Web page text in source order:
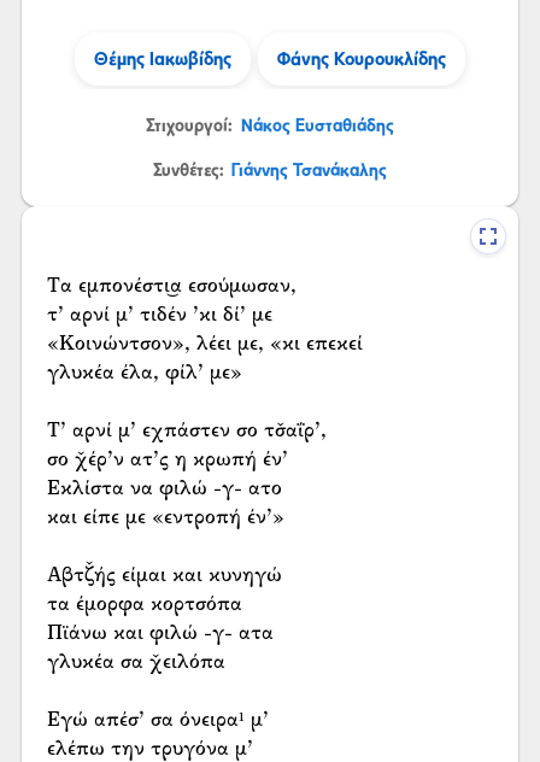
Θέμης Ιακωβίδης Φάνης Κουρουκλίδης
Στιχουργοί: Νάκος Ευσταθιάδης
Συνθέτες: Γιάννης Τσανάκαλης
Τα εμπονέστι͜α εσούμωσαν,
τ’ αρνί μ’ τιδέν ’κι δί’ με
«Κοινώντσον», λέει με, «κι επεκεί
γλυκέα έλα, φίλ’ με»
Τ’ αρνί μ’ εχπάστεν σο τσ̌αΐρ’,
σο χ̌έρ’ν ατ’ς η κρωπή έν’
Εκλίστα να φιλώ -γ- ατο
και είπε με «εντροπή έν’»
Αβτζ̌ής είμαι και κυνηγώ
τα έμορφα κορτσόπα
Πϊάνω και φιλώ -γ- ατα
γλυκέα σα χ̌ειλόπα
Εγώ απέσ’ σα όνειρα¹ μ’
ελέπω την τρυγόνα μ’